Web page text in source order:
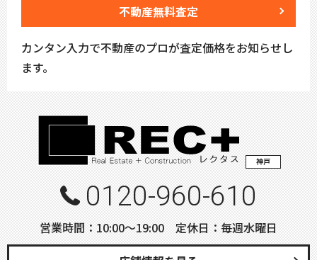
不動産無料査定
カンタン入力で不動産のプロが査定価格をお知らせし
ます。
神戸
0120-960-610
営業時間：10:00〜19:00 定休日：毎週水曜日